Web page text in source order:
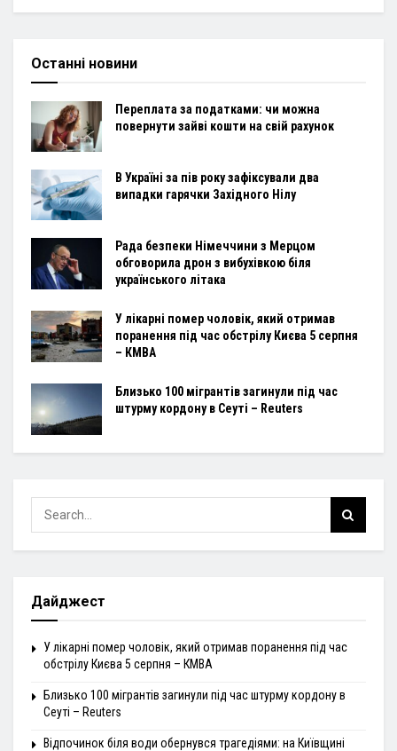
Останні новини
Переплата за податками: чи можна
повернути зайві кошти на свій рахунок
В Україні за пів року зафіксували два
випадки гарячки Західного Нілу
Рада безпеки Німеччини з Мерцом
обговорила дрон з вибухівкою біля
українського літака
У лікарні помер чоловік, який отримав
поранення під час обстрілу Києва 5 серпня
– КМВА
Близько 100 мігрантів загинули під час
штурму кордону в Сеуті – Reuters
Дайджест
У лікарні помер чоловік, який отримав поранення під час
обстрілу Києва 5 серпня – КМВА
Близько 100 мігрантів загинули під час штурму кордону в
Сеуті – Reuters
Відпочинок біля води обернувся трагедіями: на Київщині